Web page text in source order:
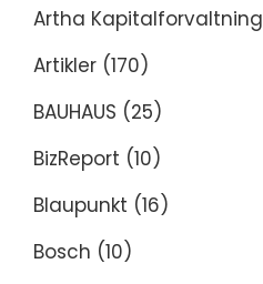
Artha Kapitalforvaltning
Artikler (170)
BAUHAUS (25)
BizReport (10)
Blaupunkt (16)
Bosch (10)